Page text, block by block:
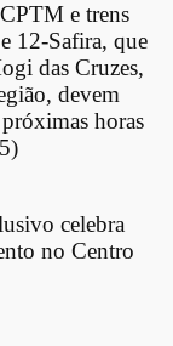
e trens
12-Safira, que
das Cruzes,
devem
horas
celebra
no Centro